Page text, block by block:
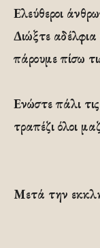
Ελεύθεροι
Διώξτε
πάρουμε πίσω
Ενώστε πάλι
τραπέζι όλοι
Μετά την